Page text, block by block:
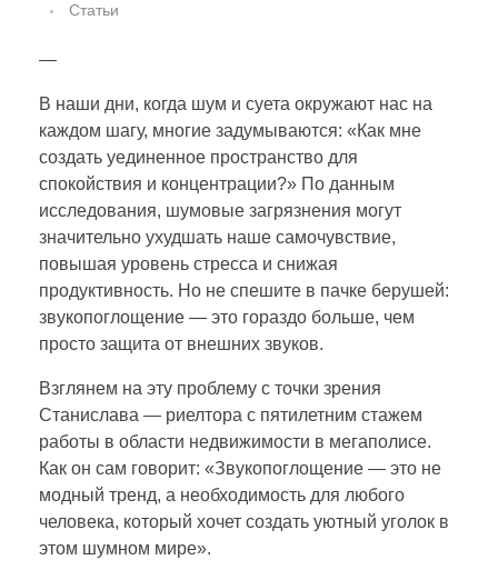
Статьи
—
В наши дни, когда шум и суета окружают нас на
каждом шагу, многие задумываются: «Как мне
создать уединенное пространство для
спокойствия и концентрации?» По данным
исследования, шумовые загрязнения могут
значительно ухудшать наше самочувствие,
повышая уровень стресса и снижая
продуктивность. Но не спешите в пачке берушей:
звукопоглощение — это гораздо больше, чем
просто защита от внешних звуков.
Взглянем на эту проблему с точки зрения
Станислава — риелтора с пятилетним стажем
работы в области недвижимости в мегаполисе.
Как он сам говорит: «Звукопоглощение — это не
модный тренд, а необходимость для любого
человека, который хочет создать уютный уголок в
этом шумном мире».